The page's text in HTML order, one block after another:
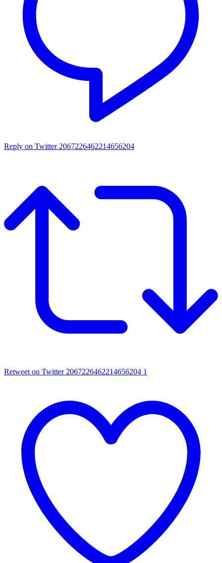
Reply on Twitter 2067226462214656204
Retweet on Twitter 2067226462214656204 1